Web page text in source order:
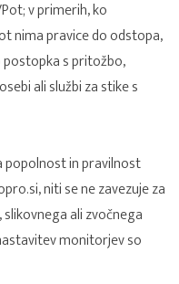
v primerih, ko
nima pravice do odstopa,
s pritožbo,
ali službi za stike s
popolnost in pravilnost
niti se ne zavezuje za
ali zvočnega
monitorjev so